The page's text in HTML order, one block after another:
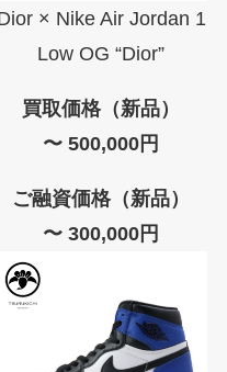
× Nike Air Jordan 1
Low OG “Dior”
買取価格（新品）
〜 500,000円
ご融資価格（新品）
〜 300,000円